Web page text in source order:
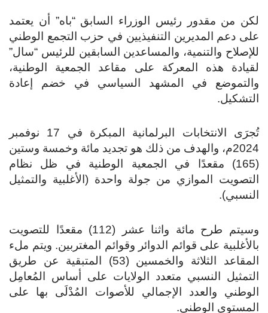
لكن من مقدور رئيس الوزراء السابق “باه” أن يعتمد
على دعم المديرين التنفيذيين في حزب التجمع الوطني
للإصلاح والتنمية، والمساعدين السابقين للرئيس “سال”
لقيادة هذه المعركة على مقاعد الجمعية الوطنية،
والتموضع في المشهد السياسي في خضم إعادة
التشكيل.
تُجرَى الانتخابات البرلمانية المبكرة في 17 نوفمبر
2024م، والهدف من ذلك هو تجديد مائة وخمسة وستين
(165) مقعدًا في الجمعية الوطنية في ظل نظام
التصويت الموازي من جولة واحدة (الأغلبية والتمثيل
النسبي).
وسيتم طرح مائة واثنا عشر (112) مقعدًا للتصويت
بالأغلبية على قوائم الدوائر وقوائم المغتربين. ويتم ملء
المقاعد الثلاثة والخمسين (53) المتبقية عن طريق
التمثيل النسبي متعدد الولايات على أساس المُعامِل
الوطني والعدد الإجمالي للأصوات المُدْلَى بها على
المستوى الوطني.